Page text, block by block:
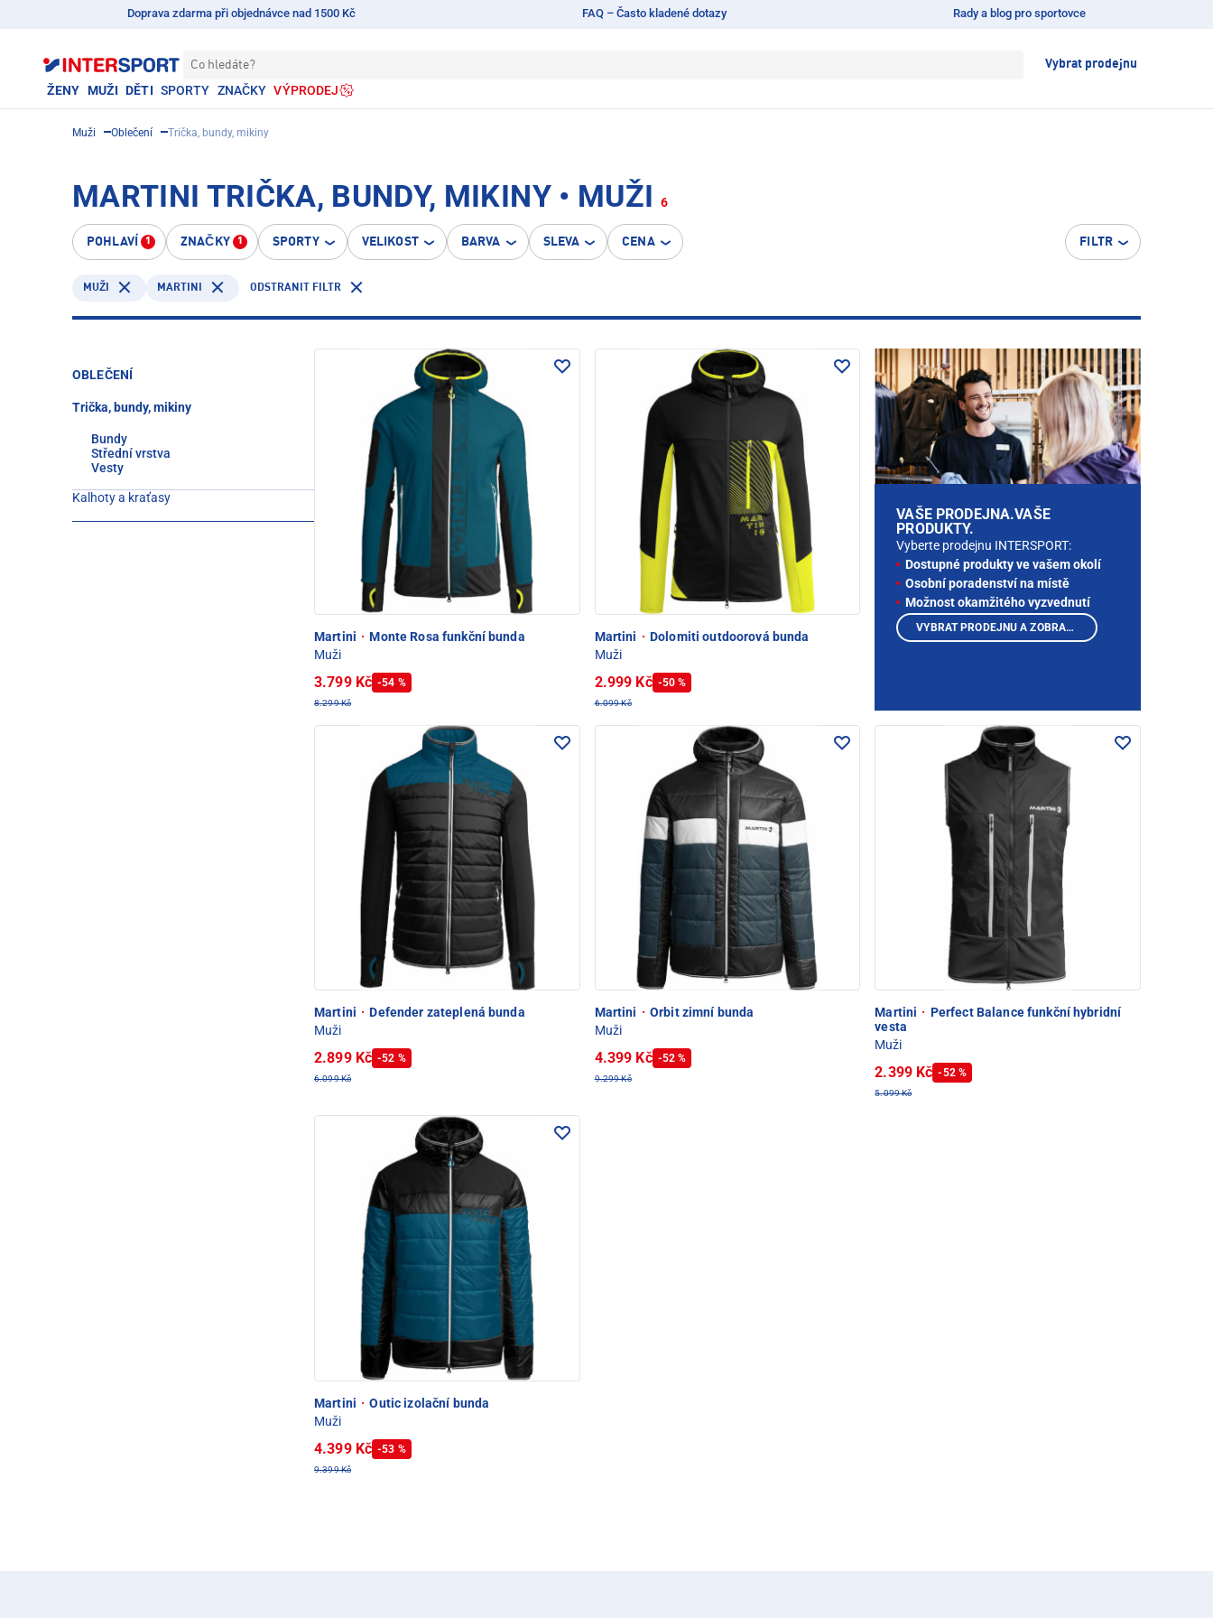
Doprava zdarma při objednávce nad 1500 Kč FAQ – Často kladené dotazy Rady a blog pro sportovce
Co hledáte? Vybrat prodejnu
ŽENY MUŽI DĚTI SPORTY ZNAČKY VÝPRODEJ
Muži Oblečení Trička, bundy, mikiny
MARTINI TRIČKA, BUNDY, MIKINY • MUŽI 6
POHLAVÍ 1 ZNAČKY 1 SPORTY VELIKOST BARVA SLEVA CENA FILTR
MUŽI MARTINI ODSTRANIT FILTR
OBLEČENÍ
Trička, bundy, mikiny
Bundy
Střední vrstva
Vesty
Kalhoty a kraťasy
Martini · Monte Rosa funkční bunda
Muži
3.799 Kč -54 %
8.299 Kč
Martini · Dolomiti outdoorová bunda
Muži
2.999 Kč -50 %
6.099 Kč
Martini · Defender zateplená bunda
Muži
2.899 Kč -52 %
6.099 Kč
Martini · Orbit zimní bunda
Muži
4.399 Kč -52 %
9.299 Kč
Martini · Perfect Balance funkční hybridní
vesta
Muži
2.399 Kč -52 %
5.099 Kč
Martini · Outic izolační bunda
Muži
4.399 Kč -53 %
9.399 Kč
VAŠE PRODEJNA.VAŠE
PRODUKTY.
Vyberte prodejnu INTERSPORT:
Dostupné produkty ve vašem okolí
Osobní poradenství na místě
Možnost okamžitého vyzvednutí
VYBRAT PRODEJNU A ZOBRAZIT PRODUKTY